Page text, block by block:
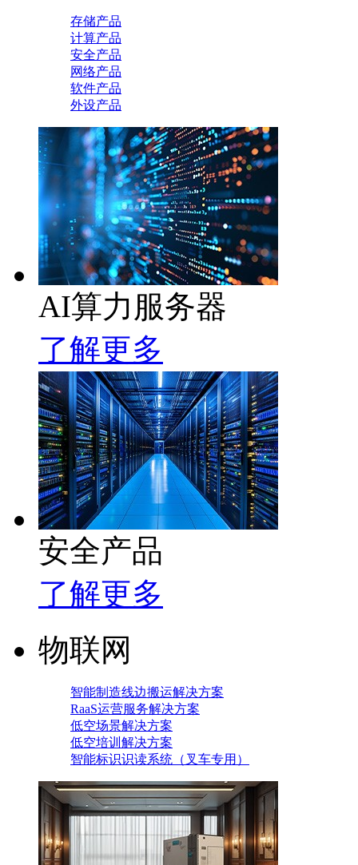
存储产品
计算产品
安全产品
网络产品
软件产品
外设产品
AI算力服务器
了解更多
安全产品
了解更多
物联网
智能制造线边搬运解决方案
RaaS运营服务解决方案
低空场景解决方案
低空培训解决方案
智能标识识读系统（叉车专用）